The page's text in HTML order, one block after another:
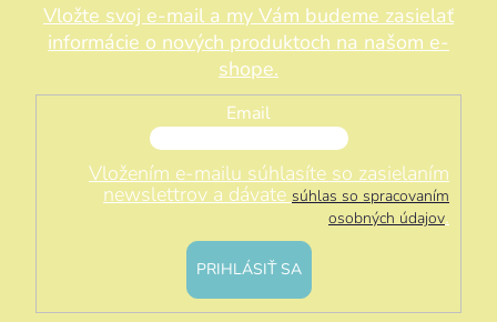
Vložte svoj e-mail a my Vám budeme zasielať
informácie o nových produktoch na našom e-
shope.
Email
Vložením e-mailu súhlasíte so zasielaním
newslettrov a dávate súhlas so spracovaním
osobných údajov.
PRIHLÁSIŤ SA